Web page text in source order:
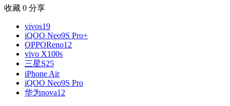
收藏 0 分享
vivos19
iQOO Neo9S Pro+
OPPOReno12
vivo X100s
三星S25
iPhone Air
iQOO Neo9S Pro
华为nova12